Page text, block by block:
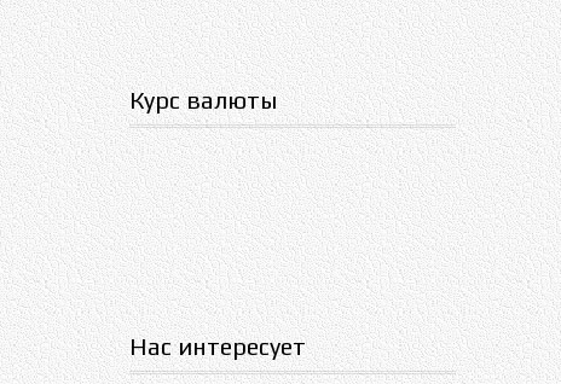
Курс валюты
Нас интересует